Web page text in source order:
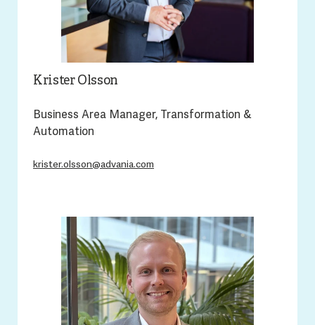
Krister Olsson
Business Area Manager, Transformation &
Automation
krister.olsson@advania.com